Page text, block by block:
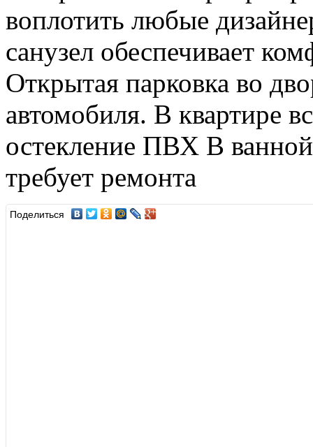
воплотить любые
санузел обеспечивает
Открытая парковка во
автомобиля. В квартире
остекление ПВХ В
требует ремонта
Поделиться